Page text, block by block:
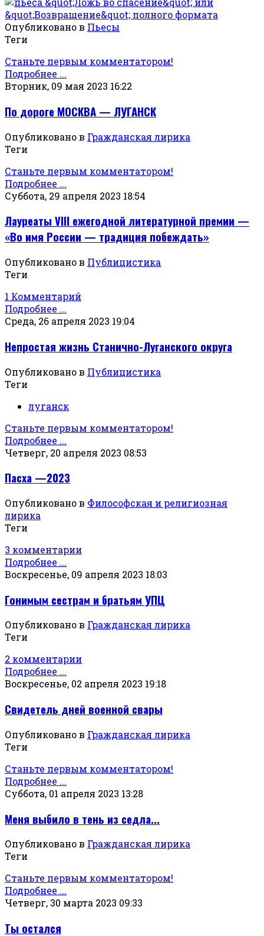
Опубликовано в Пьесы
Теги
Станьте первым комментатором!
Подробнее ...
Вторник, 09 мая 2023 16:22
По дороге МОСКВА — ЛУГАНСК
Опубликовано в Гражданская лирика
Теги
Станьте первым комментатором!
Подробнее ...
Суббота, 29 апреля 2023 18:54
Лауреаты VIII ежегодной литературной премии —
«Во имя России — традиция побеждать»
Опубликовано в Публицистика
Теги
1 Комментарий
Подробнее ...
Среда, 26 апреля 2023 19:04
Непростая жизнь Станично-Луганского округа
Опубликовано в Публицистика
Теги
луганск
Станьте первым комментатором!
Подробнее ...
Четверг, 20 апреля 2023 08:53
Пасха —2023
Опубликовано в Философская и религиозная
лирика
Теги
3 комментарии
Подробнее ...
Воскресенье, 09 апреля 2023 18:03
Гонимым сестрам и братьям УПЦ
Опубликовано в Гражданская лирика
Теги
2 комментарии
Подробнее ...
Воскресенье, 02 апреля 2023 19:18
Свидетель дней военной свары
Опубликовано в Гражданская лирика
Теги
Станьте первым комментатором!
Подробнее ...
Суббота, 01 апреля 2023 13:28
Меня выбило в тень из седла...
Опубликовано в Гражданская лирика
Теги
Станьте первым комментатором!
Подробнее ...
Четверг, 30 марта 2023 09:33
Ты остался